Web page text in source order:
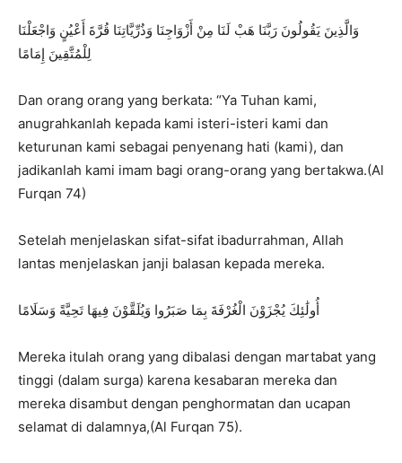
وَالَّذِينَ يَقُولُونَ رَبَّنَا هَبْ لَنَا مِنْ أَزْوَاجِنَا وَذُرِّيَّاتِنَا قُرَّةَ أَعْيُنٍ وَاجْعَلْنَا
لِلْمُتَّقِينَ إِمَامًا
Dan orang orang yang berkata: “Ya Tuhan kami,
anugrahkanlah kepada kami isteri-isteri kami dan
keturunan kami sebagai penyenang hati (kami), dan
jadikanlah kami imam bagi orang-orang yang bertakwa.(Al
Furqan 74)
Setelah menjelaskan sifat-sifat ibadurrahman, Allah
lantas menjelaskan janji balasan kepada mereka.
أُولَٰئِكَ يُجْزَوْنَ الْغُرْفَةَ بِمَا صَبَرُوا وَيُلَقَّوْنَ فِيهَا تَحِيَّةً وَسَلَامًا
Mereka itulah orang yang dibalasi dengan martabat yang
tinggi (dalam surga) karena kesabaran mereka dan
mereka disambut dengan penghormatan dan ucapan
selamat di dalamnya,(Al Furqan 75).